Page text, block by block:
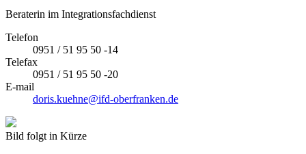
Beraterin im Integrationsfachdienst
Telefon
0951 / 51 95 50 -14
Telefax
0951 / 51 95 50 -20
E-mail
doris.kuehne@ifd-oberfranken.de
Bild folgt in Kürze